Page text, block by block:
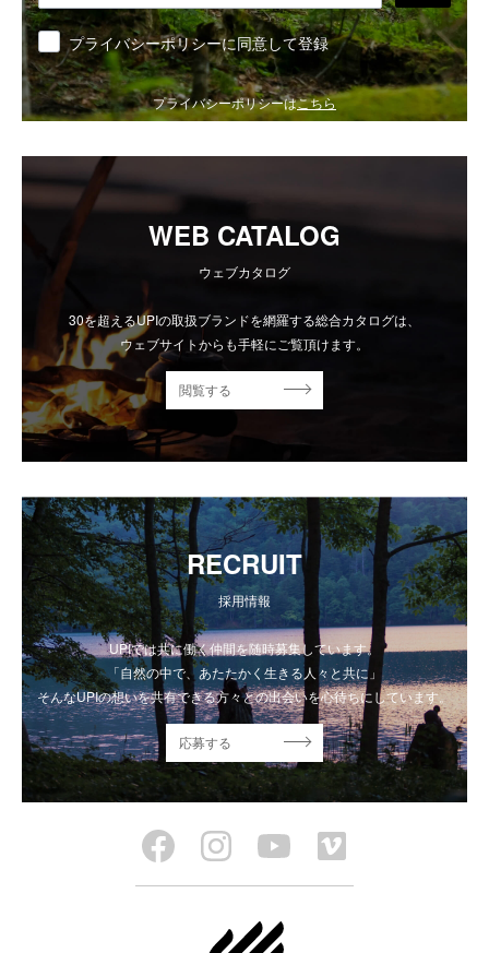
同意 プライバシーポリシーに同意して登録
プライバシーポリシーはこちら
WEB CATALOG
ウェブカタログ
30を超えるUPIの取扱ブランドを網羅する総合カタログは、
ウェブサイトからも手軽にご覧頂けます。
閲覧する
RECRUIT
採用情報
UPIでは共に働く仲間を随時募集しています。
「自然の中で、あたたかく生きる人々と共に」
そんなUPIの想いを共有できる方々との出会いを心待ちにしています。
応募する